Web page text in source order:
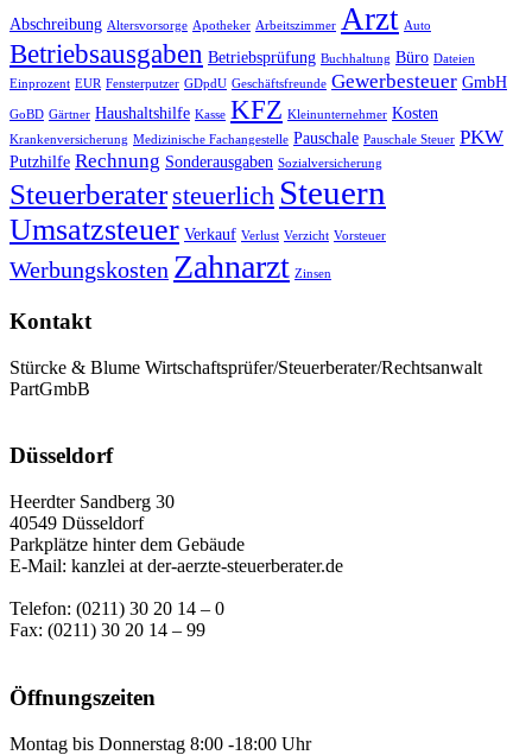
Abschreibung Altersvorsorge Apotheker Arbeitszimmer Arzt Auto
Betriebsausgaben Betriebsprüfung Buchhaltung Büro Dateien
Einprozent EUR Fensterputzer GDpdU Geschäftsfreunde Gewerbesteuer GmbH
GoBD Gärtner Haushaltshilfe Kasse KFZ Kleinunternehmer Kosten
Krankenversicherung Medizinische Fachangestelle Pauschale Pauschale Steuer PKW
Putzhilfe Rechnung Sonderausgaben Sozialversicherung
Steuerberater steuerlich Steuern
Umsatzsteuer Verkauf Verlust Verzicht Vorsteuer
Werbungskosten Zahnarzt Zinsen
Kontakt
Stürcke & Blume Wirtschaftsprüfer/Steuerberater/Rechtsanwalt
PartGmbB
Düsseldorf
Heerdter Sandberg 30
40549 Düsseldorf
Parkplätze hinter dem Gebäude
E-Mail: kanzlei at der-aerzte-steuerberater.de
Telefon: (0211) 30 20 14 – 0
Fax: (0211) 30 20 14 – 99
Öffnungszeiten
Montag bis Donnerstag 8:00 -18:00 Uhr